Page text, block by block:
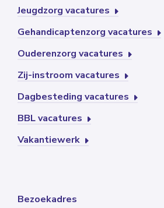
Jeugdzorg vacatures
Gehandicaptenzorg vacatures
Ouderenzorg vacatures
Zij-instroom vacatures
Dagbesteding vacatures
BBL vacatures
Vakantiewerk
Bezoekadres